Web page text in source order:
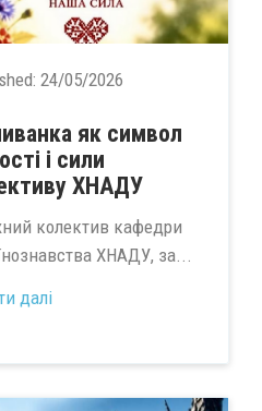
24/05/2026
як символ
і сили
ХНАДУ
колектив кафедри
ХНАДУ, за...
далі